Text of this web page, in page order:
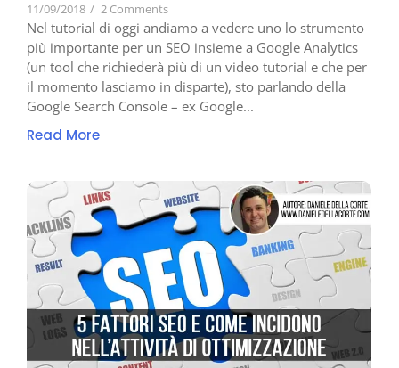
11/09/2018 / 2 Comments
Nel tutorial di oggi andiamo a vedere uno lo strumento
più importante per un SEO insieme a Google Analytics
(un tool che richiederà più di un video tutorial e che per
il momento lasciamo in disparte), sto parlando della
Google Search Console – ex Google...
Read More